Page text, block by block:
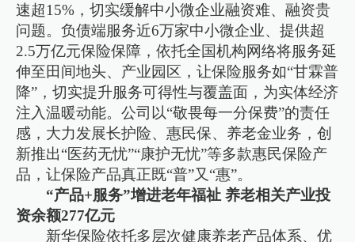
速超15%，切实缓解中小微企业融资难、融资贵
问题。负债端服务近6万家中小微企业、提供超
2.5万亿元保险保障，依托全国机构网络将服务延
伸至田间地头、产业园区，让保险服务如“甘霖普
降”，切实提升服务可得性与覆盖面，为实体经济
注入温暖动能。公司以“敬畏每一分保费”的责任
感，大力发展长护险、惠民保、养老金业务，创
新推出“医药无忧”“康护无忧”等多款惠民保险产
品，让保险产品真正既“普”又“惠”。
“产品+服务”增进老年福祉 养老相关产业投
资余额277亿元
新华保险依托多层次健康养老产品体系、优